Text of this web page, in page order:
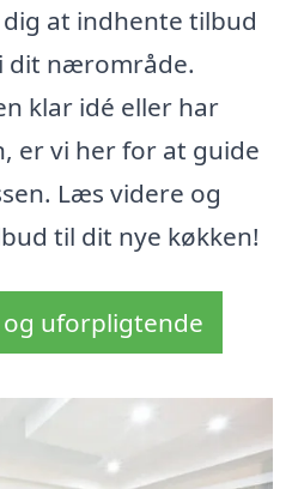
at indhente tilbud
dit nærområde.
klar idé eller har
er vi her for at guide
Læs videre og
til dit nye køkken!
uforpligtende